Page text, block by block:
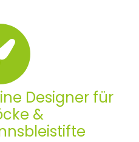
Designer für
&